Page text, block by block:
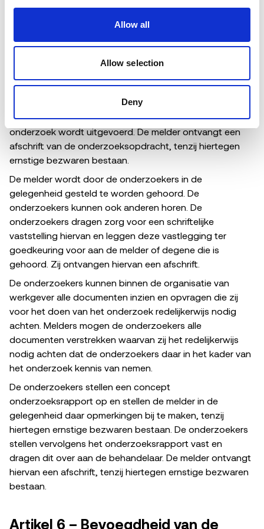
Allow all
Allow selection
Deny
melding
onderzoek laten uitvoeren door externe deskundigen die
onafhankelijk en onpartijdig zijn. Het onderzoek wordt in
misstand. De melder wordt schriftelijk geïnformeerd dat
een onderzoek wordt ingesteld en door wie het
onderzoek wordt uitgevoerd. De melder ontvangt een
afschrift van de onderzoeksopdracht, tenzij hiertegen
ernstige bezwaren bestaan.
De melder wordt door de onderzoekers in de
gelegenheid gesteld te worden gehoord. De
onderzoekers kunnen ook anderen horen. De
onderzoekers dragen zorg voor een schriftelijke
vaststelling hiervan en leggen deze vastlegging ter
goedkeuring voor aan de melder of degene die is
gehoord. Zij ontvangen hiervan een afschrift.
De onderzoekers kunnen binnen de organisatie van
werkgever alle documenten inzien en opvragen die zij
voor het doen van het onderzoek redelijkerwijs nodig
achten. Melders mogen de onderzoekers alle
documenten verstrekken waarvan zij het redelijkerwijs
nodig achten dat de onderzoekers daar in het kader van
het onderzoek kennis van nemen.
De onderzoekers stellen een concept
onderzoeksrapport op en stellen de melder in de
gelegenheid daar opmerkingen bij te maken, tenzij
hiertegen ernstige bezwaren bestaan. De onderzoekers
stellen vervolgens het onderzoeksrapport vast en
dragen dit over aan de behandelaar. De melder ontvangt
hiervan een afschrift, tenzij hiertegen ernstige bezwaren
bestaan.
Artikel 6 – Bevoegdheid van de